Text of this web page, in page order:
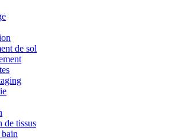
de sol
de tissus
bain